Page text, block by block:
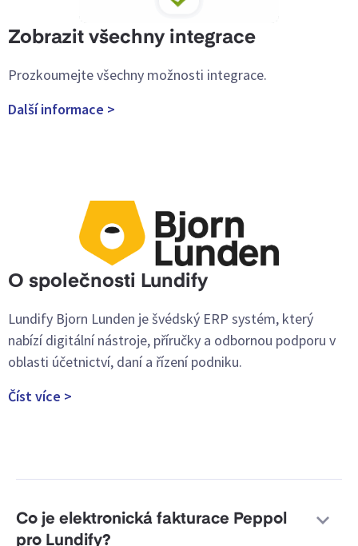
Zobrazit všechny integrace
Prozkoumejte všechny možnosti integrace.
Další informace >
O společnosti Lundify
Lundify Bjorn Lunden je švédský ERP systém, který
nabízí digitální nástroje, příručky a odbornou podporu v
oblasti účetnictví, daní a řízení podniku.
Číst více >
Co je elektronická fakturace Peppol
pro Lundify?